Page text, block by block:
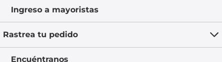
Ingreso a mayoristas
Rastrea tu pedido
Encuéntranos